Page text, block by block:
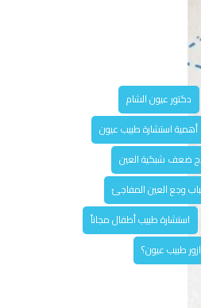
دكتور عيون الشام
أهمية استشارة طبيب عيون
ضعف شبكية العين
وجع العين المفاجئ
استشارة طبيب أطفال مجاناً
طبيب عيون؟